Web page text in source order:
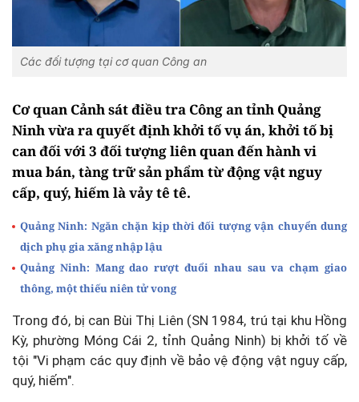
Các đối tượng tại cơ quan Công an
Cơ quan Cảnh sát điều tra Công an tỉnh Quảng
Ninh vừa ra quyết định khởi tố vụ án, khởi tố bị
can đối với 3 đối tượng liên quan đến hành vi
mua bán, tàng trữ sản phẩm từ động vật nguy
cấp, quý, hiếm là vảy tê tê.
Quảng Ninh: Ngăn chặn kịp thời đối tượng vận chuyển dung
dịch phụ gia xăng nhập lậu
Quảng Ninh: Mang dao rượt đuổi nhau sau va chạm giao
thông, một thiếu niên tử vong
Trong đó, bị can Bùi Thị Liên (SN 1984, trú tại khu Hồng
Kỳ, phường Móng Cái 2, tỉnh Quảng Ninh) bị khởi tố về
tội "Vi phạm các quy định về bảo vệ động vật nguy cấp,
quý, hiếm".